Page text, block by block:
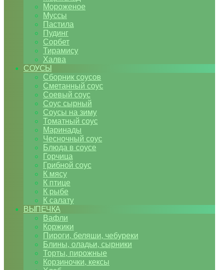
Мороженое
Муссы
Пастила
Пудинг
Сорбет
Тирамису
Халва
СОУСЫ
Сборник соусов
Сметанный соус
Соевый соус
Соус сырный
Соусы на зиму
Томатный соус
Маринады
Чесночный соус
Блюда в соусе
Горчица
Грибной соус
К мясу
К птице
К рыбе
К салату
ВЫПЕЧКА
Вафли
Коржики
Пироги, беляши, чебуреки
Блины, оладьи, сырники
Торты, пирожные
Корзиночки, кексы